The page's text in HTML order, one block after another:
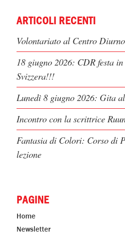
ARTICOLI RECENTI
Volontariato al Centro
18 giugno 2026: CDR festa
Svizzera!!!
Lunedì 8 giugno 2026: Gita
Incontro con la scrittrice
Fantasia di Colori: Corso di
lezione
PAGINE
Home
Newsletter